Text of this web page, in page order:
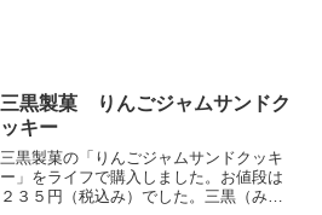
三黒製菓 りんごジャムサンドク
ッキー
三黒製菓の「りんごジャムサンドクッキ
ー」をライフで購入しました。お値段は
２３５円（税込み）でした。三黒（みく